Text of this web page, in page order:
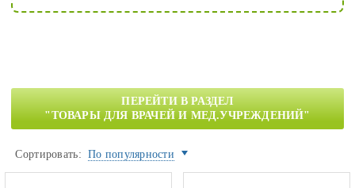
ПЕРЕЙТИ В РАЗДЕЛ
"ТОВАРЫ ДЛЯ ВРАЧЕЙ И МЕД.УЧРЕЖДЕНИЙ"
Сортировать: По популярности